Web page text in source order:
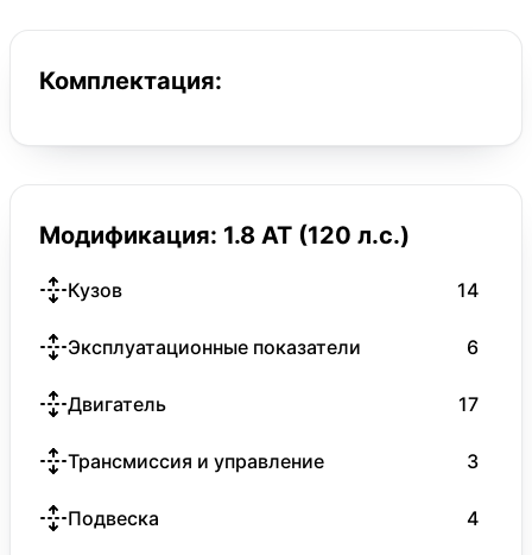
Комплектация:
Модификация: 1.8 AT (120 л.с.)
Кузов 14
Эксплуатационные показатели 6
Двигатель 17
Трансмиссия и управление 3
Подвеска 4